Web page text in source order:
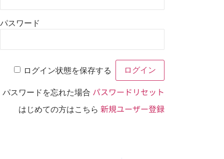
パスワード
ログイン状態を保存する
パスワードを忘れた場合 パスワードリセット
はじめての方はこちら新規ユーザー登録